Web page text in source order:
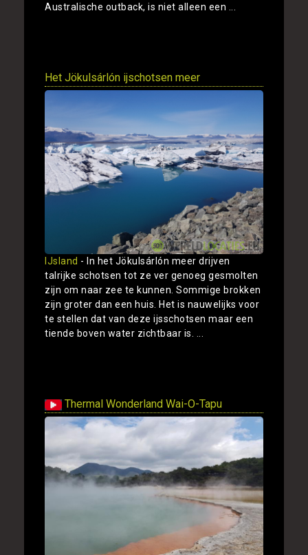
Australische outback, is niet alleen een ...
Het Jökulsárlón ijschotsen meer
IJsland - In het Jökulsárlón meer drijven
talrijke schotsen tot ze ver genoeg gesmolten
zijn om naar zee te kunnen. Sommige brokken
zijn groter dan een huis. Het is nauwelijks voor
te stellen dat van deze ijsschotsen maar een
tiende boven water zichtbaar is. ...
Thermal Wonderland Wai-O-Tapu